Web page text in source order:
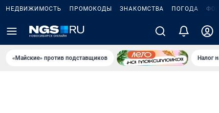
НЕДВИЖИМОСТЬ ПРОМОКОДЫ ЗНАКОМСТВА ПОГОДА
«Майские» против подставщиков Налог